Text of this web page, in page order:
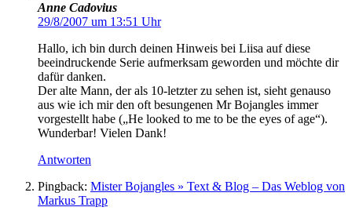
Anne Cadovius
29/8/2007 um 13:51 Uhr
Hallo, ich bin durch deinen Hinweis bei Liisa auf diese
beeindruckende Serie aufmerksam geworden und möchte dir
dafür danken.
Der alte Mann, der als 10-letzter zu sehen ist, sieht genauso
aus wie ich mir den oft besungenen Mr Bojangles immer
vorgestellt habe („He looked to me to be the eyes of age“).
Wunderbar! Vielen Dank!
Antworten
Pingback: Mister Bojangles » Text & Blog – Das Weblog von
Markus Trapp